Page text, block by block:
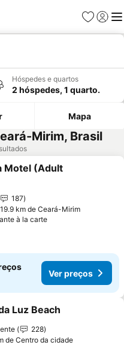
Favoritos
Iniciar
Hóspedes e quartos
2 hóspedes, 1 quarto.
Mapa
Mirim, Brasil
aos favoritos
Motel (Adult
187
km de Ceará-Mirim
à la carte
Ver preços
aos favoritos
Luz Beach
228
de Centro da cidade